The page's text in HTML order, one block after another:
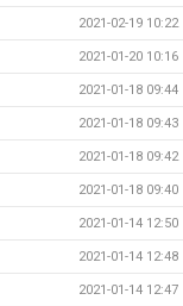
2021-02-19 10:22
2021-01-20 10:16
2021-01-18 09:44
2021-01-18 09:43
2021-01-18 09:42
2021-01-18 09:40
2021-01-14 12:50
2021-01-14 12:48
2021-01-14 12:47